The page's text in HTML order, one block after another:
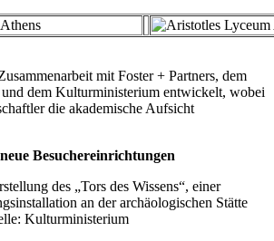
mit Foster + Partners, dem
dem Kulturministerium entwickelt, wobei
die akademische Aufsicht
Besuchereinrichtungen